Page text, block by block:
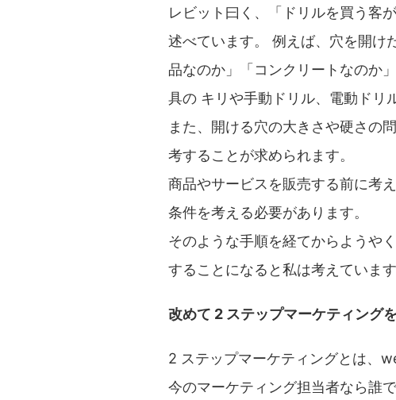
レビット曰く、「ドリルを買う客
述べています。 例えば、穴を開け
品なのか」「コンクリートなのか
具の キリや手動ドリル、電動ドリ
また、開ける穴の大きさや硬さの
考することが求められます。
商品やサービスを販売する前に考
条件を考える必要があります。
そのような手順を経てからようや
することになると私は考えています
改めて 2 ステップマーケティング
2 ステップマーケティングとは、
今のマーケティング担当者なら誰